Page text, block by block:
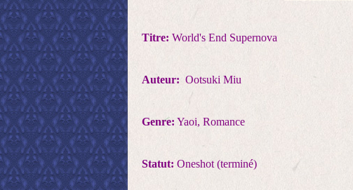
Titre: World's End Supernova
Auteur: Ootsuki Miu
Genre: Yaoi, Romance
Statut: Oneshot (terminé)